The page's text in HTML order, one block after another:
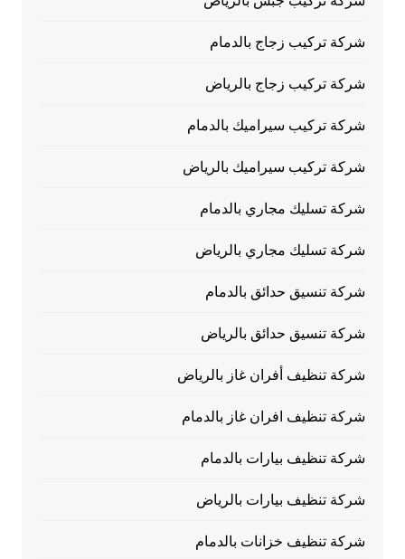
شركة تركيب زجاج بالدمام
شركة تركيب زجاج بالرياض
شركة تركيب سيراميك بالدمام
شركة تركيب سيراميك بالرياض
شركة تسليك مجاري بالدمام
شركة تسليك مجاري بالرياض
شركة تنسيق حدائق بالدمام
شركة تنسيق حدائق بالرياض
شركة تنظيف أفران غاز بالرياض
شركة تنظيف افران غاز بالدمام
شركة تنظيف بيارات بالدمام
شركة تنظيف بيارات بالرياض
شركة تنظيف خزانات بالدمام